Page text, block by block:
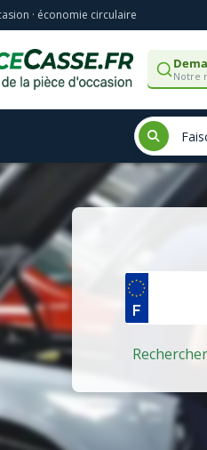
· économie circulaire
Notre